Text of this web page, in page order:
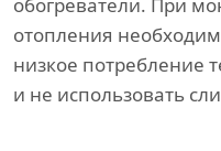
отопления
низкое потребление
и не использовать